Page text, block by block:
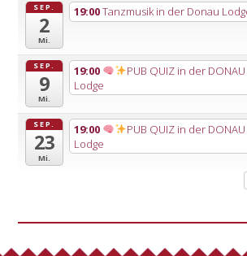
SEP.
2
Mi.
19:00Tanzmusik in der Donau
SEP.
9
Mi.
19:00 PUB QUIZ in der DONAU
Lodge
SEP.
23
Mi.
19:00 PUB QUIZ in der DONAU
Lodge